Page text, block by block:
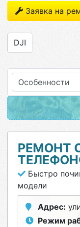
Заявка на
DJI
Особенности
РЕМОНТ
Быстро
модели
Адрес:
Режим